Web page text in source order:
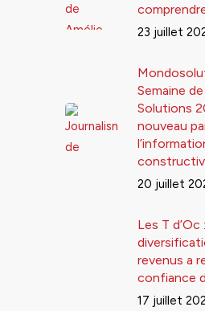
23 juillet
Semaine
Solutions
nouveau
20 juillet
Les T
revenus a
confiance
17 juillet